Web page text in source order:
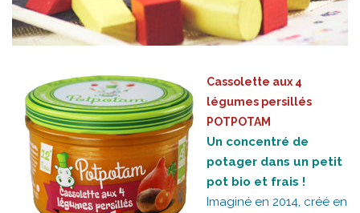
Cassolette aux 4
légumes persillés
POTPOTAM
Un concentré de
potager dans un petit
pot bio et frais !
Imaginé en 2014, créé en